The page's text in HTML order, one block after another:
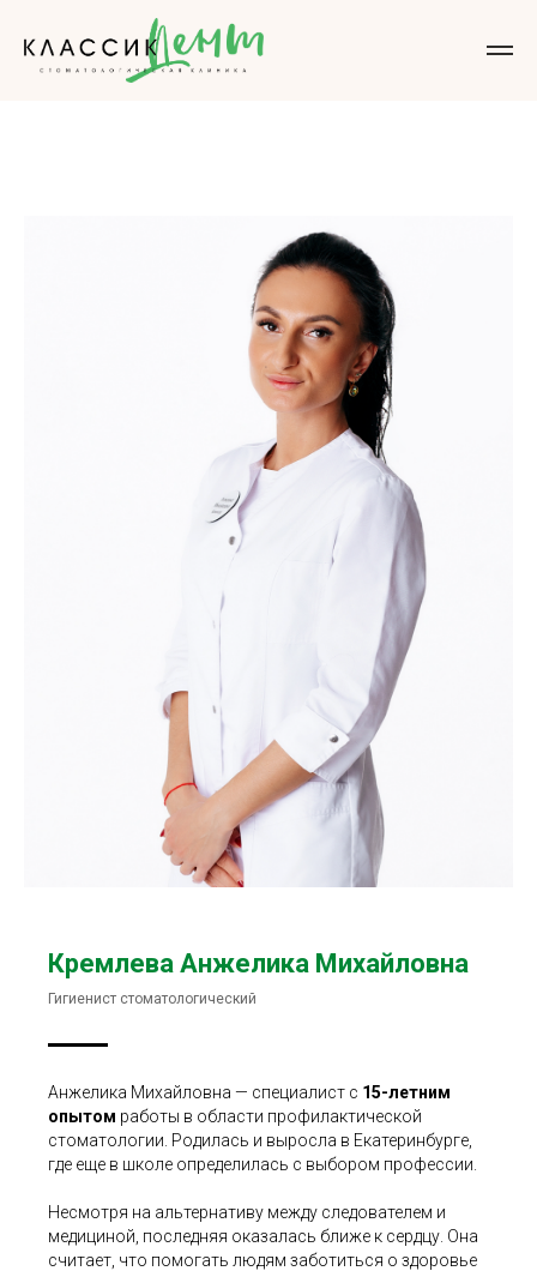
Кремлева Анжелика Михайловна
Гигиенист стоматологический
Анжелика Михайловна — специалист с 15-летним
опытом работы в области профилактической
стоматологии. Родилась и выросла в Екатеринбурге,
где еще в школе определилась с выбором профессии.
Несмотря на альтернативу между следователем и
медициной, последняя оказалась ближе к сердцу. Она
считает, что помогать людям заботиться о здоровье